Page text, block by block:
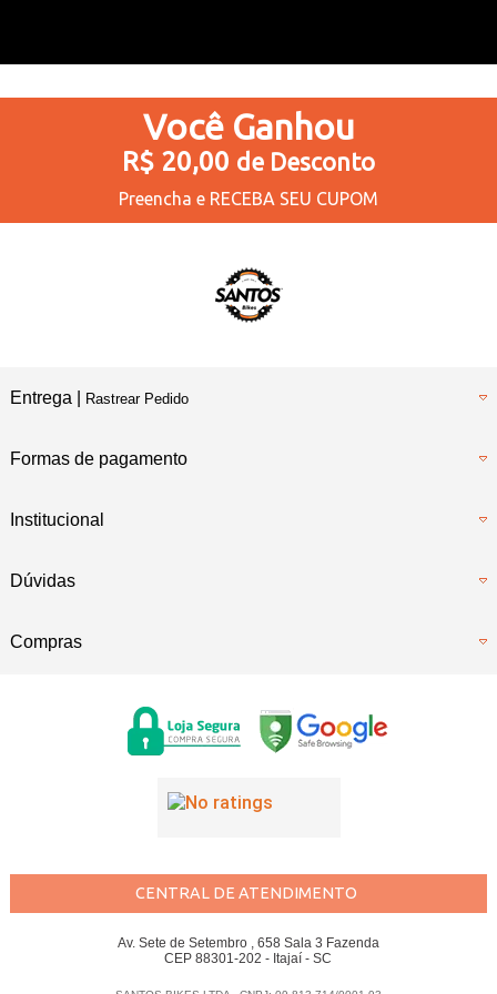
Você Ganhou
R$ 20,00 de Desconto
Preencha e RECEBA SEU CUPOM
Entrega | Rastrear Pedido
Formas de pagamento
Institucional
Dúvidas
Compras
CENTRAL DE ATENDIMENTO
Av. Sete de Setembro , 658 Sala 3 Fazenda
CEP 88301-202 - Itajaí - SC